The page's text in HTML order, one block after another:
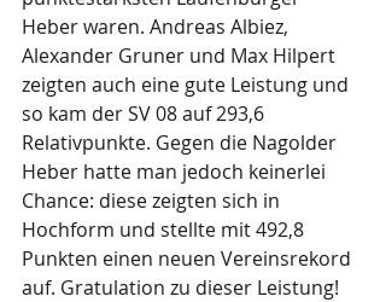
Heber waren. Andreas Albiez,
Alexander Gruner und Max Hilpert
zeigten auch eine gute Leistung und
so kam der SV 08 auf 293,6
Relativpunkte. Gegen die Nagolder
Heber hatte man jedoch keinerlei
Chance: diese zeigten sich in
Hochform und stellte mit 492,8
Punkten einen neuen Vereinsrekord
auf. Gratulation zu dieser Leistung!